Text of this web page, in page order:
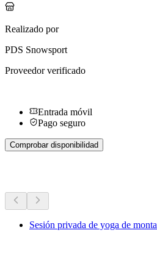
Realizado por
PDS Snowsport
Proveedor verificado
Entrada móvil
Pago seguro
Comprobar disponibilidad
Sesión privada de yoga de